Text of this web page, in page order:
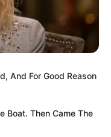
And For Good Reason
Boat. Then Came The